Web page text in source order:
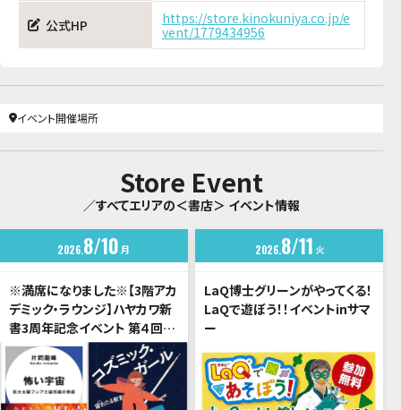
公式HP
https://store.kinokuniya.co.jp/e
vent/1779434956
イベント開催場所
Store Event
／すべてエリアの＜書店＞ イベント情報
2026 8 10 月
※満席になりました※【3階アカ
デミック・ラウンジ】ハヤカワ新
書3周年記念イベント 第４回
「宇宙は希望か、暗黒か？」片岡
龍峰 × 伊与原新
20268 11 火
LaQ博士グリーンがやってくる！
LaQで遊ぼう！！イベントinサマ
ー